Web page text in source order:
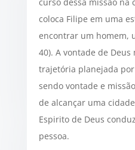
coloca Filipe em uma
encontrar um homem,
40). A vontade de
trajetória planejada
sendo vontade e
de alcançar uma
Espirito de Deus
pessoa.